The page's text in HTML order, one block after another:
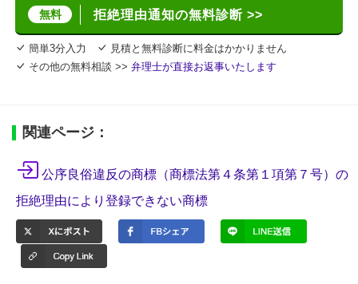
無料 拒絶理由通知の無料診断 >>
簡単3分入力
見積と無料診断に料金はかかりません
その他の無料相談 >> 弁理士が直接お返事いたします
関連ページ：
公序良俗違反の商標（商標法第４条第１項第７号）の
拒絶理由により登録できない商標